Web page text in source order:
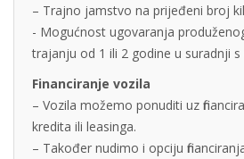
– Trajno jamstvo na prijeđeni broj
- Mogućnost ugovaranja
trajanju od 1 ili 2 godine u suradnji s
Financiranje vozila
– Vozila možemo ponuditi uz
kredita ili leasinga.
– Također nudimo i opciju